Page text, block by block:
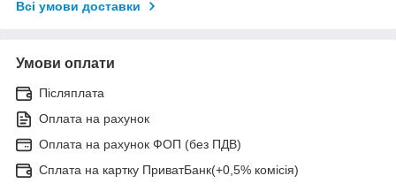
Всі умови доставки
Умови оплати
Післяплата
Оплата на рахунок
Оплата на рахунок ФОП (без ПДВ)
Сплата на картку ПриватБанк(+0,5% комісія)